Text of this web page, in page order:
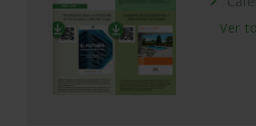
Ver